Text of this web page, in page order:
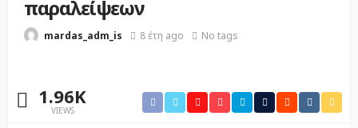
παραλείψεων
mardas_adm_is 8 έτη ago No tags
1.96K
VIEWS